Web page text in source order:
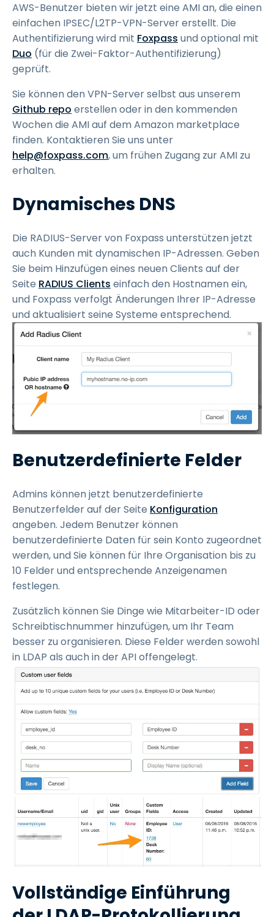
AWS-Benutzer bieten wir jetzt eine AMI an, die einen
einfachen IPSEC/L2TP-VPN-Server erstellt. Die
Authentifizierung wird mit Foxpass und optional mit
Duo (für die Zwei-Faktor-Authentifizierung)
geprüft.
Sie können den VPN-Server selbst aus unserem
Github repo erstellen oder in den kommenden
Wochen die AMI auf dem Amazon marketplace
finden. Kontaktieren Sie uns unter
help@foxpass.com, um frühen Zugang zur AMI zu
erhalten.
Dynamisches DNS
Die RADIUS-Server von Foxpass unterstützen jetzt
auch Kunden mit dynamischen IP-Adressen. Geben
Sie beim Hinzufügen eines neuen Clients auf der
Seite RADIUS Clients einfach den Hostnamen ein,
und Foxpass verfolgt Änderungen Ihrer IP-Adresse
und aktualisiert seine Systeme entsprechend.
Benutzerdefinierte Felder
Admins können jetzt benutzerdefinierte
Benutzerfelder auf der Seite Konfiguration
angeben. Jedem Benutzer können
benutzerdefinierte Daten für sein Konto zugeordnet
werden, und Sie können für Ihre Organisation bis zu
10 Felder und entsprechende Anzeigenamen
festlegen.
Zusätzlich können Sie Dinge wie Mitarbeiter-ID oder
Schreibtischnummer hinzufügen, um Ihr Team
besser zu organisieren. Diese Felder werden sowohl
in LDAP als auch in der API offengelegt.
Vollständige Einführung